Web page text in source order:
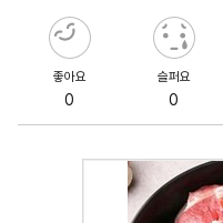
좋아요
0
슬퍼요
0